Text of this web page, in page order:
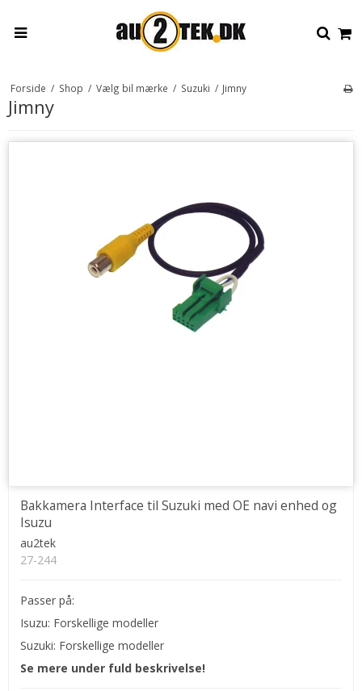
Forside / Shop / Vælg bil mærke / Suzuki / Jimny
Jimny
Bakkamera Interface til Suzuki med OE navi enhed og
Isuzu
au2tek
27-244
Passer på:
Isuzu: Forskellige modeller
Suzuki: Forskellige modeller
Se mere under fuld beskrivelse!